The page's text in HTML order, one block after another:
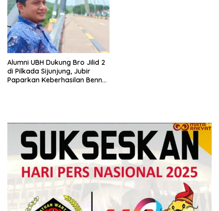
Alumni UBH Dukung Bro Jilid 2
di Pilkada Sijunjung, Jubir
Paparkan Keberhasilan Benny-